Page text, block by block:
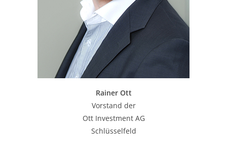
Rainer Ott
Vorstand der
Ott Investment AG
Schlüsselfeld